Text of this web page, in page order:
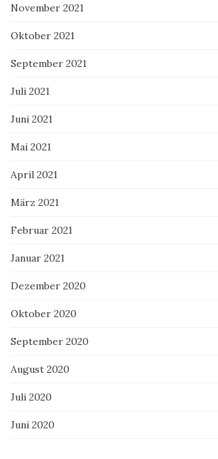
November 2021
Oktober 2021
September 2021
Juli 2021
Juni 2021
Mai 2021
April 2021
März 2021
Februar 2021
Januar 2021
Dezember 2020
Oktober 2020
September 2020
August 2020
Juli 2020
Juni 2020